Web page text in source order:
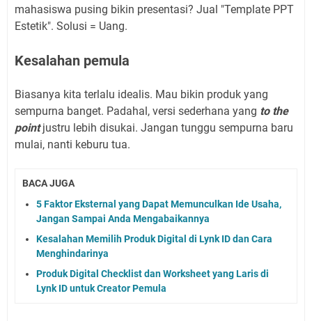
mahasiswa pusing bikin presentasi? Jual "Template PPT
Estetik". Solusi = Uang.
Kesalahan pemula
Biasanya kita terlalu idealis. Mau bikin produk yang
sempurna banget. Padahal, versi sederhana yang to the
pointjustru lebih disukai. Jangan tunggu sempurna baru
mulai, nanti keburu tua.
BACA JUGA
5 Faktor Eksternal yang Dapat Memunculkan Ide Usaha,
Jangan Sampai Anda Mengabaikannya
Kesalahan Memilih Produk Digital di Lynk ID dan Cara
Menghindarinya
Produk Digital Checklist dan Worksheet yang Laris di
Lynk ID untuk Creator Pemula